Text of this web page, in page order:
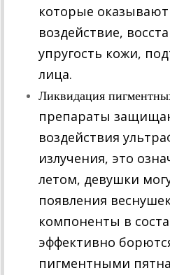
которые
воздействие,
упругость кожи,
лица.
Ликвидация
препараты
воздействия
излучения, это
летом, девушки
появления
компоненты в
эффективно
пигментными